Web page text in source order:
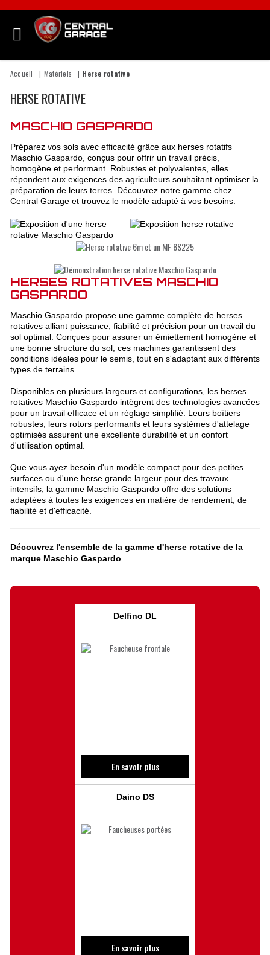
Accueil Matériels Herse rotative
HERSE ROTATIVE
MASCHIO GASPARDO
Préparez vos sols avec efficacité grâce aux herses rotatifs
Maschio Gaspardo, conçus pour offrir un travail précis,
homogène et performant. Robustes et polyvalentes, elles
répondent aux exigences des agriculteurs souhaitant optimiser la
préparation de leurs terres. Découvrez notre gamme chez
Central Garage et trouvez le modèle adapté à vos besoins.
HERSES ROTATIVES MASCHIO
GASPARDO
Maschio Gaspardo propose une gamme complète de herses
rotatives alliant puissance, fiabilité et précision pour un travail du
sol optimal. Conçues pour assurer un émiettement homogène et
une bonne structure du sol, ces machines garantissent des
conditions idéales pour le semis, tout en s'adaptant aux différents
types de terrains.
Disponibles en plusieurs largeurs et configurations, les herses
rotatives Maschio Gaspardo intègrent des technologies avancées
pour un travail efficace et un réglage simplifié. Leurs boîtiers
robustes, leurs rotors performants et leurs systèmes d'attelage
optimisés assurent une excellente durabilité et un confort
d'utilisation optimal.
Que vous ayez besoin d'un modèle compact pour des petites
surfaces ou d'une herse grande largeur pour des travaux
intensifs, la gamme Maschio Gaspardo offre des solutions
adaptées à toutes les exigences en matière de rendement, de
fiabilité et d'efficacité.
Découvrez l'ensemble de la gamme d'herse rotative de la
marque Maschio Gaspardo
Delfino DL
En savoir plus
Daino DS
En savoir plus